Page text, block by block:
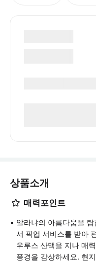
상품소개
매력포인트
알라냐의 아름다움을
서 픽업 서비스를 받아
우루스 산맥을 지나 매
풍경을 감상하세요. 현